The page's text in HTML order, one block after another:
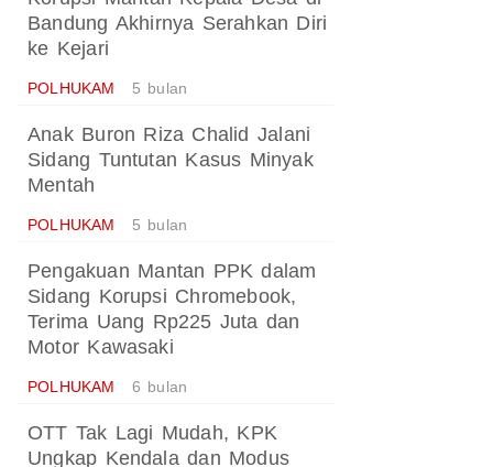
Bandung Akhirnya Serahkan Diri
ke Kejari
POLHUKAM 5 bulan
Anak Buron Riza Chalid Jalani
Sidang Tuntutan Kasus Minyak
Mentah
POLHUKAM 5 bulan
Pengakuan Mantan PPK dalam
Sidang Korupsi Chromebook,
Terima Uang Rp225 Juta dan
Motor Kawasaki
POLHUKAM 6 bulan
OTT Tak Lagi Mudah, KPK
Ungkap Kendala dan Modus